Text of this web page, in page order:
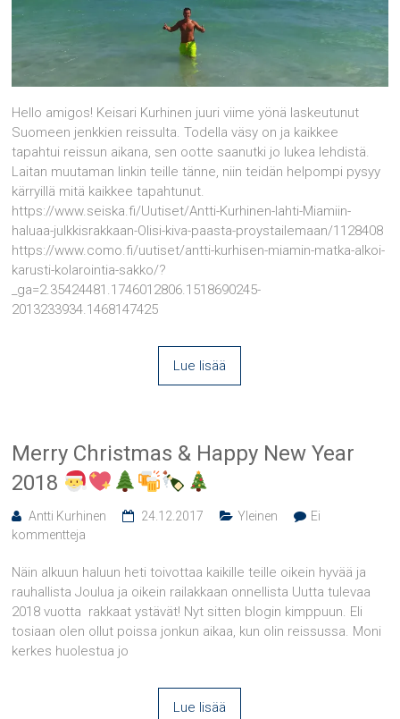
Hello amigos! Keisari Kurhinen juuri viime yönä laskeutunut
Suomeen jenkkien reissulta. Todella väsy on ja kaikkee
tapahtui reissun aikana, sen ootte saanutki jo lukea lehdistä.
Laitan muutaman linkin teille tänne, niin teidän helpompi pysyy
kärryillä mitä kaikkee tapahtunut.
https://www.seiska.fi/Uutiset/Antti-Kurhinen-lahti-Miamiin-
haluaa-julkkisrakkaan-Olisi-kiva-paasta-proystailemaan/1128408
https://www.como.fi/uutiset/antti-kurhisen-miamin-matka-alkoi-
karusti-kolarointia-sakko/?
_ga=2.35424481.1746012806.1518690245-
2013233934.1468147425
Lue lisää
Merry Christmas & Happy New Year
2018
Antti Kurhinen 24.12.2017 Yleinen
Ei
kommentteja
Näin alkuun haluun heti toivottaa kaikille teille oikein hyvää ja
rauhallista Joulua ja oikein railakkaan onnellista Uutta tulevaa
2018 vuotta rakkaat ystävät! Nyt sitten blogin kimppuun. Eli
tosiaan olen ollut poissa jonkun aikaa, kun olin reissussa. Moni
kerkes huolestua jo
Lue lisää